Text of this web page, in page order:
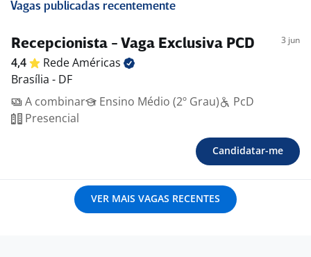
Vagas publicadas recentemente
Recepcionista - Vaga Exclusiva PCD 3 jun
4,4 RedeAméricas
Brasília - DF
A combinar
Ensino Médio (2º Grau)
PcD
Presencial
Candidatar-me
VER MAIS VAGAS RECENTES